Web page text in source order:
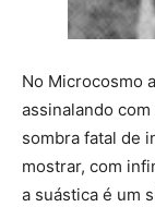
No Microcosmo
assinalando
sombra fatal de
mostrar, com
a suástica é um